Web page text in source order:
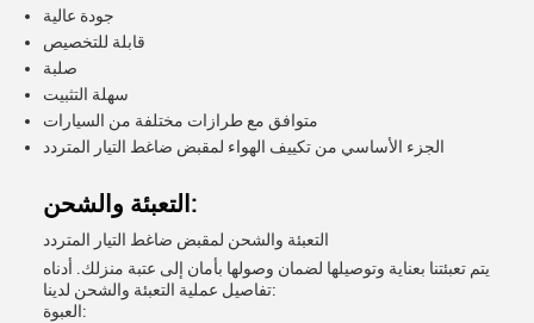
جودة عالية
قابلة للتخصيص
صلبة
سهلة التثبيت
متوافق مع طرازات مختلفة من السيارات
الجزء الأساسي من تكييف الهواء لمقبض ضاغط التيار المتردد
التعبئة والشحن:
التعبئة والشحن لمقبض ضاغط التيار المتردد
يتم تعبئتنا بعناية وتوصيلها لضمان وصولها بأمان إلى عتبة منزلك. أدناه
تفاصيل عملية التعبئة والشحن لدينا:
العبوة: